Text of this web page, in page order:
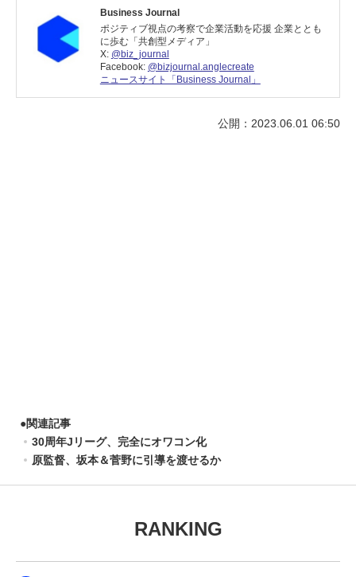
Business Journal
ポジティブ視点の考察で企業活動を応援 企業ととも
に歩む「共創型メディア」
X: @biz_journal
Facebook: @bizjournal.anglecreate
ニュースサイト「Business Journal」
公開：2023.06.01 06:50
●関連記事
30周年Jリーグ、完全にオワコン化
原監督、坂本＆菅野に引導を渡せるか
RANKING